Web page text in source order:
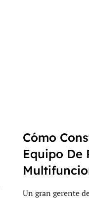
Cómo
Equipo De
Un gran gerente